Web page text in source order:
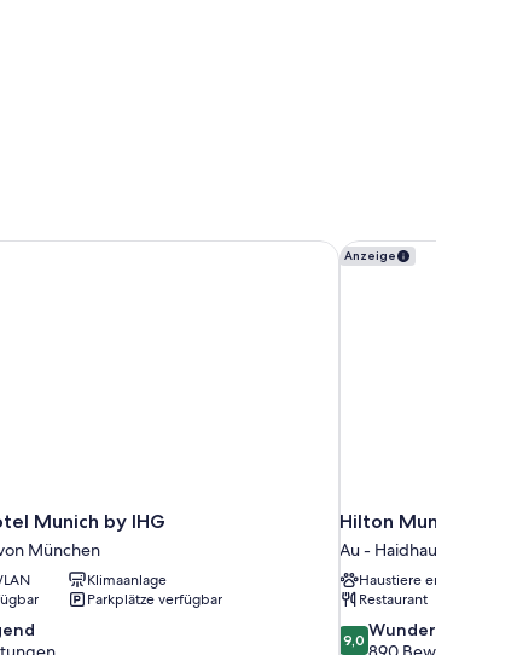
Munich by IHG
München
Klimaanlage
Parkplätze verfügbar
Munich by IHG Anzeige
Hilton Munich City
Au - Haidhausen
Haustiere erlaubt
Restaurant
9.0
von
9,0 Wunderbar
Hilton Munich City